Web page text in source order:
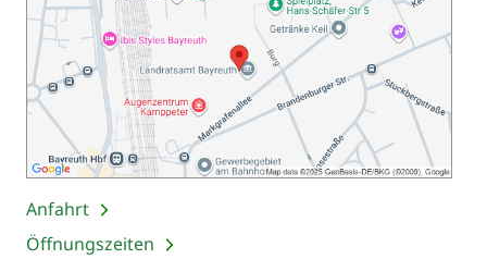
Anfahrt
Öffnungszeiten